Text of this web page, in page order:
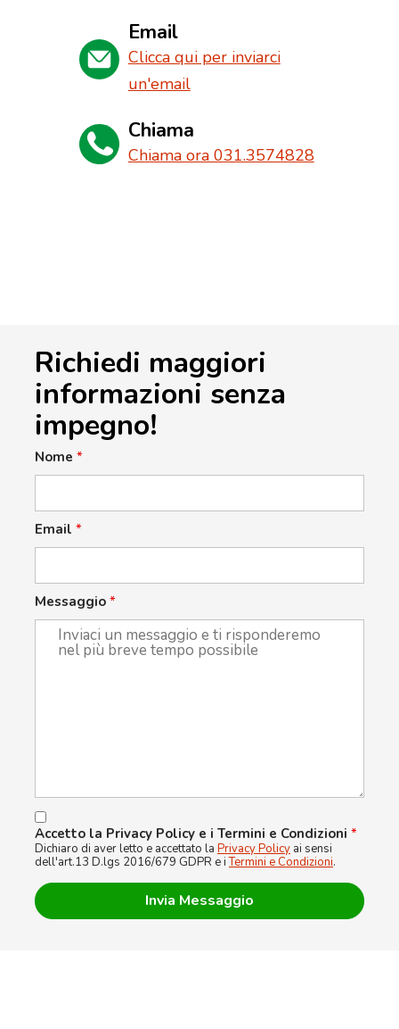
Email
Clicca qui per inviarci
un'email
Chiama
Chiama ora 031.3574828
Richiedi maggiori
informazioni senza
impegno!
Nome *
Email *
Messaggio *
Accetto la Privacy Policy e i Termini e Condizioni *
Dichiaro di aver letto e accettato la Privacy Policy ai sensi
dell'art.13 D.lgs 2016/679 GDPR e iTermini e Condizioni.